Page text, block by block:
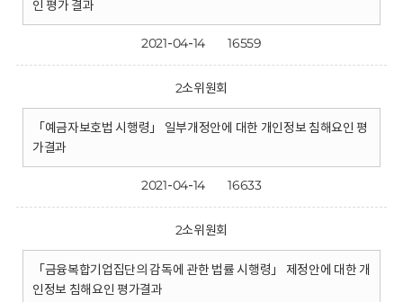
인 평가 결과
2021-04-14 16559
2소위원회
「예금자보호법 시행령」 일부개정안에 대한 개인정보 침해요인 평
가결과
2021-04-14 16633
2소위원회
「금융복합기업집단의 감독에 관한 법률 시행령」 제정안에 대한 개
인정보 침해요인 평가결과